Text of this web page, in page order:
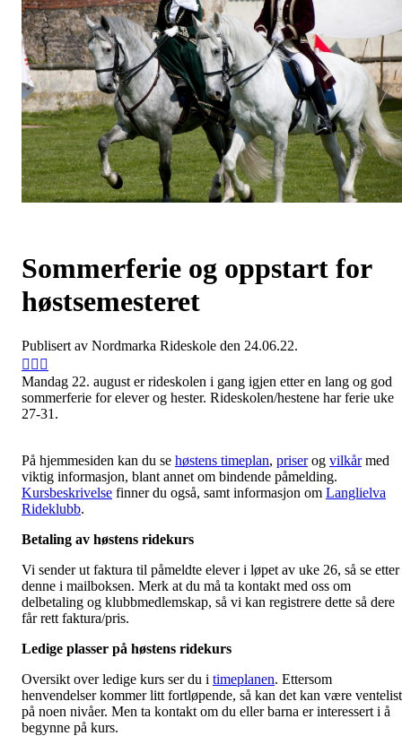
Sommerferie og oppstart for
høstsemesteret
Publisert av Nordmarka Rideskole den 24.06.22.
Mandag 22. august er rideskolen i gang igjen etter en lang og god
sommerferie for elever og hester. Rideskolen/hestene har ferie uke
27-31.
På hjemmesiden kan du se høstens timeplan, priserog vilkårmed
viktig informasjon, blant annet om bindende påmelding.
Kursbeskrivelse finner du også, samt informasjon om Langlielva
Rideklubb.
Betaling av høstens ridekurs
Vi sender ut faktura til påmeldte elever i løpet av uke 26, så se etter
denne i mailboksen. Merk at du må ta kontakt med oss om
delbetaling og klubbmedlemskap, så vi kan registrere dette så dere
får rett faktura/pris.
Ledige plasser på høstens ridekurs
Oversikt over ledige kurs ser du i timeplanen. Ettersom
henvendelser kommer litt fortløpende, så kan det kan være
på noen nivåer. Men ta kontakt om du eller barna er interessert i å
begynne på kurs.